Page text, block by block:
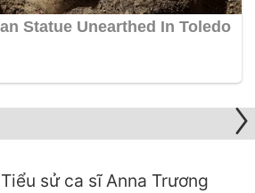
Tiểu sử ca sĩ Anna Trương